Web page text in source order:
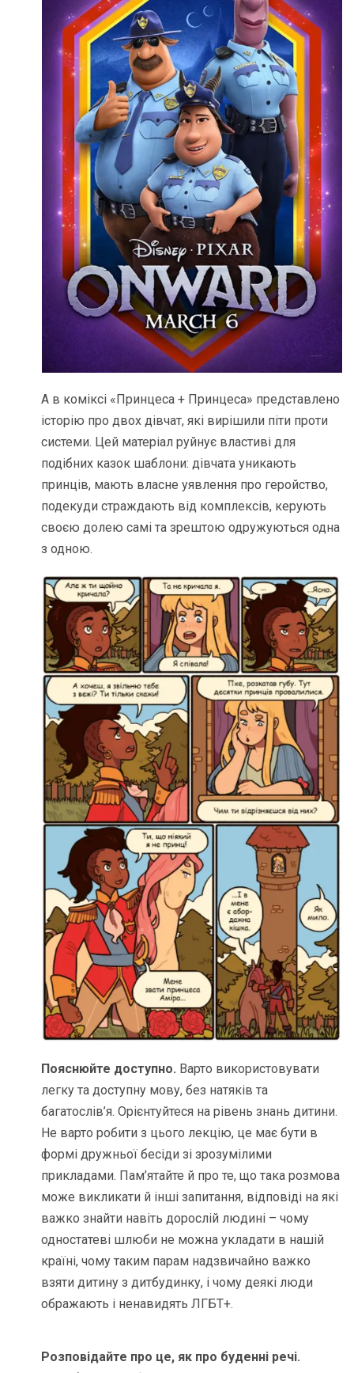
А в коміксі «Принцеса + Принцеса» представлено
історію про двох дівчат, які вирішили піти проти
системи. Цей матеріал руйнує властиві для
подібних казок шаблони: дівчата уникають
принців, мають власне уявлення про геройство,
подекуди страждають від комплексів, керують
своєю долею самі та зрештою одружуються одна
з одною.
Пояснюйте доступно. Варто використовувати
легку та доступну мову, без натяків та
багатослів’я. Орієнтуйтеся на рівень знань дитини.
Не варто робити з цього лекцію, це має бути в
формі дружньої бесіди зі зрозумілими
прикладами. Пам’ятайте й про те, що така розмова
може викликати й інші запитання, відповіді на які
важко знайти навіть дорослій людині – чому
одностатеві шлюби не можна укладати в нашій
країні, чому таким парам надзвичайно важко
взяти дитину з дитбудинку, і чому деякі люди
ображають і ненавидять ЛГБТ+.
Розповідайте про це, як про буденні речі.